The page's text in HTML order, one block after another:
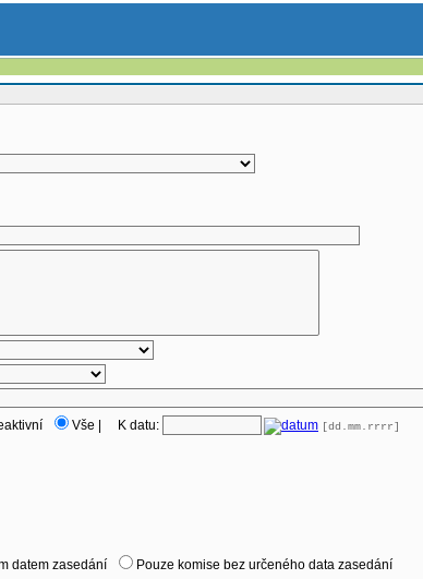
Vše K datu: [dd.mm.rrrr]
datem zasedání
Pouze komise bez určeného data zasedání